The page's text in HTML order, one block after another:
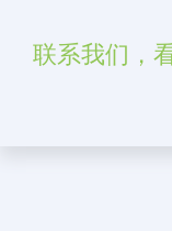
联系我们，